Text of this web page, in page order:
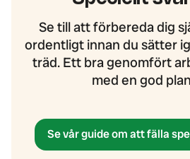
Se till att förbereda dig
ordentligt innan du sätter
träd. Ett bra genomfört
med en god
Se vår guide om att fälla